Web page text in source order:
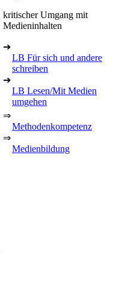
kritischer Umgang mit
Medieninhalten
➔
LB Für sich und andere
schreiben
➔
LB Lesen/Mit Medien
umgehen
⇒
Methodenkompetenz
⇒
Medienbildung